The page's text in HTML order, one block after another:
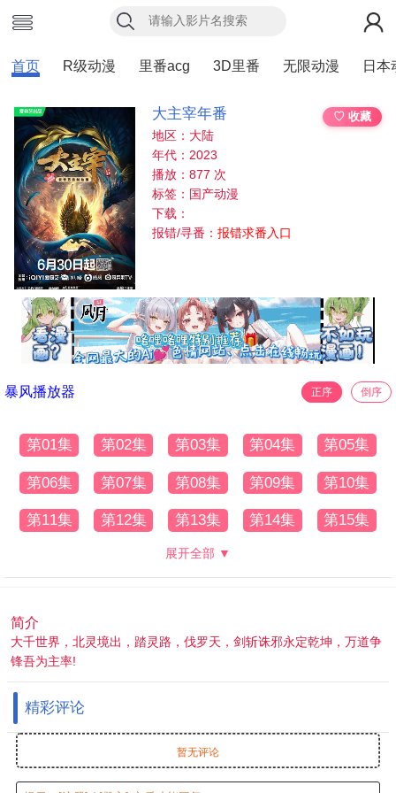
首页 R级动漫 里番acg 3D里番 无限动漫 日本
大主宰年番
♡ 收藏
地区：大陆
年代：2023
播放：877 次
标签：国产动漫
下载：
报错/寻番：报错求番入口
暴风播放器 正序 倒序
第01集 第02集 第03集 第04集 第05集
第06集 第07集 第08集 第09集 第10集
第11集 第12集 第13集 第14集 第15集
展开全部 ▼
简介
大千世界，北灵境出，踏灵路，伐罗天，剑斩诛邪永定乾坤，万道争
锋吾为主率!
精彩评论
暂无评论